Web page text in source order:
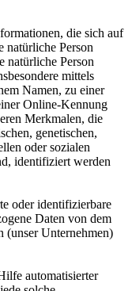
die sich auf
natürliche Person
natürliche Person
mittels
Namen, zu einer
Online-Kennung
Merkmalen, die
genetischen,
oder sozialen
identifiziert werden
oder identifizierbare
Daten von dem
(unser Unternehmen)
automatisierter